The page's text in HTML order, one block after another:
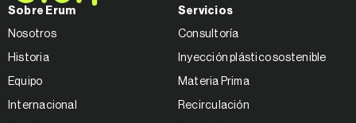
Sobre Erum
Nosotros
Historia
Equipo
Internacional
Servicios
Consultoría
Inyección plástico sostenible
Materia Prima
Recirculación